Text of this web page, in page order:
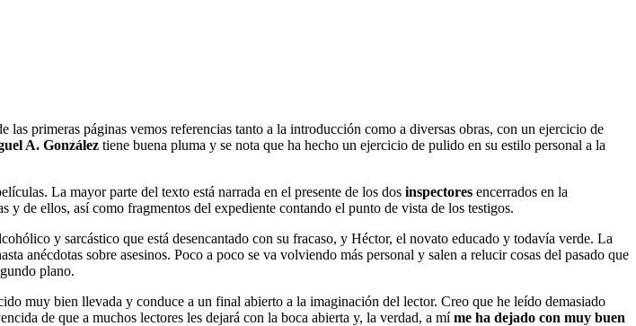
las primeras páginas vemos referencias tanto a la introducción como a diversas obras, con un ejercicio de
A. González tiene buena pluma y se nota que ha hecho un ejercicio de pulido en su estilo personal a la
La mayor parte del texto está narrada en el presente de los dos inspectores encerrados en la
y de ellos, así como fragmentos del expediente contando el punto de vista de los testigos.
y sarcástico que está desencantado con su fracaso, y Héctor, el novato educado y todavía verde. La
anécdotas sobre asesinos. Poco a poco se va volviendo más personal y salen a relucir cosas del pasado que
plano.
muy bien llevada y conduce a un final abierto a la imaginación del lector. Creo que he leído demasiado
de que a muchos lectores les dejará con la boca abierta y, la verdad, a míme ha dejado con muy buen